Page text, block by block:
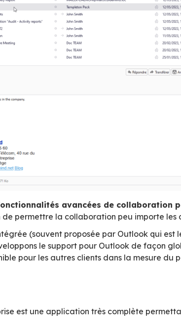
apportées par BlueMindpour
client lourd
poussée le
utilisateurs, de carnets d’adresses
sans avoir à quitter